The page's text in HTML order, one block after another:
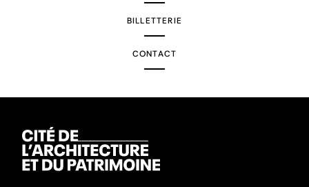
BILLETTERIE
CONTACT